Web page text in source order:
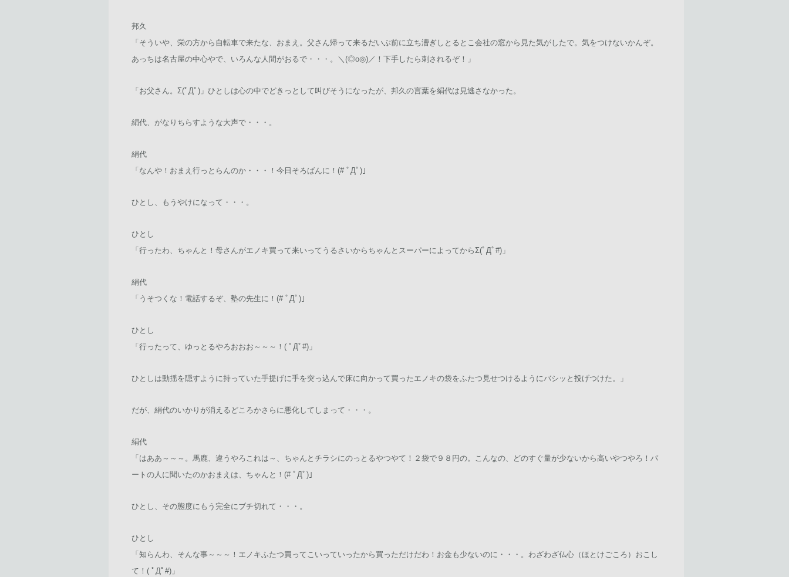
邦久
「そういや、栄の方から自転車で来たな、おまえ。父さん帰って来るだいぶ前に立ち漕ぎしとるとこ会社の窓から見た気がしたで。気をつけないかんぞ。
あっちは名古屋の中心やで、いろんな人間がおるで・・・。＼(◎o◎)／！下手したら刺されるぞ！」
「お父さん。Σ(ﾟДﾟ)」ひとしは心の中でどきっとして叫びそうになったが、邦久の言葉を絹代は見逃さなかった。
絹代、がなりちらすような大声で・・・。
絹代
「なんや！おまえ行っとらんのか・・・！今日そろばんに！(# ﾟДﾟ)」
ひとし、もうやけになって・・・。
ひとし
「行ったわ、ちゃんと！母さんがエノキ買って来いってうるさいからちゃんとスーパーによってからΣ(ﾟДﾟ#)」
絹代
「うそつくな！電話するぞ、塾の先生に！(# ﾟДﾟ)」
ひとし
「行ったって、ゆっとるやろおおお～～～！( ﾟДﾟ#)」
ひとしは動揺を隠すように持っていた手提げに手を突っ込んで床に向かって買ったエノキの袋をふたつ見せつけるようにバシッと投げつけた。」
だが、絹代のいかりが消えるどころかさらに悪化してしまって・・・。
絹代
「はああ～～～。馬鹿、違うやろこれは～、ちゃんとチラシにのっとるやつやて！２袋で９８円の。こんなの、どのすぐ量が少ないから高いやつやろ！パ
ートの人に聞いたのかおまえは、ちゃんと！(# ﾟДﾟ)」
ひとし、その態度にもう完全にブチ切れて・・・。
ひとし
「知らんわ、そんな事～～～！エノキふたつ買ってこいっていったから買っただけだわ！お金も少ないのに・・・。わざわざ仏心（ほとけごころ）おこし
て！( ﾟДﾟ#)」